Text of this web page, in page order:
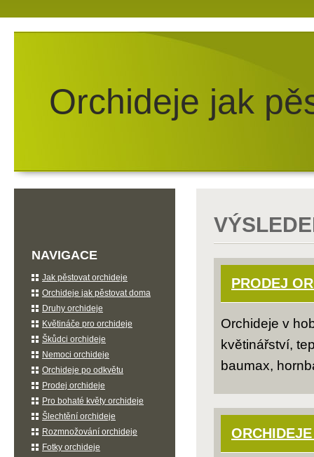
Orchideje jak
PRODEJ
Orchideje v
květinářství,
baumax,
NAVIGACE
Jak pěstovat orchideje
Orchideje jak pěstovat doma
Druhy orchideje
Květináče pro orchideje
Škůdci orchideje
Nemoci orchideje
Orchideje po odkvětu
Prodej orchideje
Pro bohaté květy orchideje
Šlechtění orchideje
Rozmnožování orchideje
Fotky orchideje